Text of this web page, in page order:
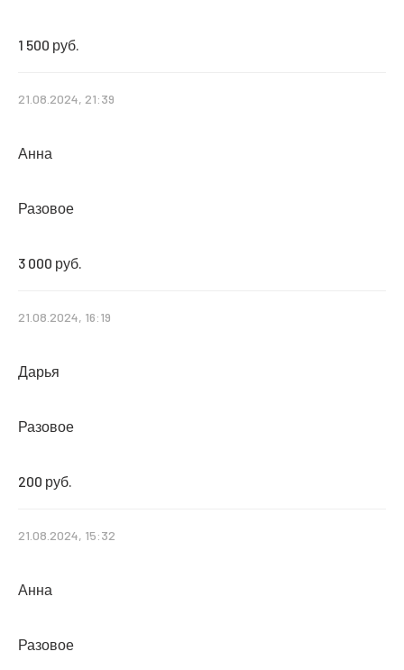
1 500 руб.
21.08.2024, 21:39
Анна
Разовое
3 000 руб.
21.08.2024, 16:19
Дарья
Разовое
200 руб.
21.08.2024, 15:32
Анна
Разовое